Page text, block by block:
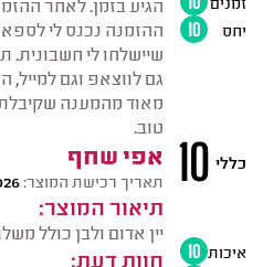
ההזמנה נכנס לי
שיישלחו לי חשבונית.
גם לווצאפ וגם למייל,
מאוד מהמענה
טוב.
יחס
10
אפי שחף
תאריך רכישת המוצר:
תיאור המוצר:
יין אדום ולבן כולל
חוות דעת:
10 כללי
איכות 10